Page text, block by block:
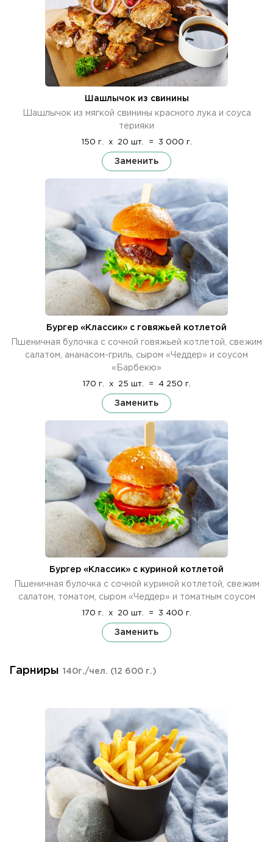
Шашлычок из свинины
Шашлычок из мягкой свинины красного лука и соуса
терияки
150 г. x 20 шт. = 3 000 г.
Заменить
Бургер «Классик» с говяжьей котлетой
Пшеничная булочка с сочной говяжьей котлетой, свежим
салатом, ананасом-гриль, сыром «Чеддер» и соусом
«Барбекю»
170 г. x 25 шт. = 4 250 г.
Заменить
Бургер «Классик» с куриной котлетой
Пшеничная булочка с сочной куриной котлетой, свежим
салатом, томатом, сыром «Чеддер» и томатным соусом
170 г. x 20 шт. = 3 400 г.
Заменить
Гарниры 140г./чел. (12 600 г.)